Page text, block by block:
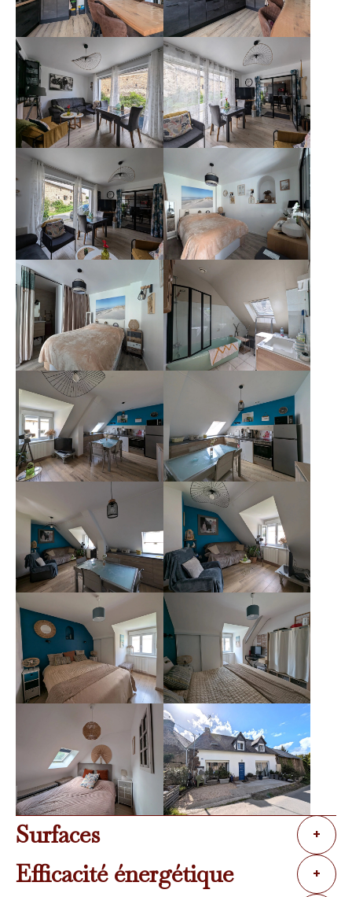
Surfaces +
Efficacité énergétique +